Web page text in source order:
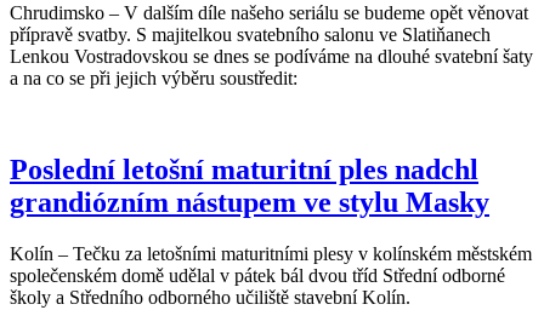
Chrudimsko – V dalším díle našeho seriálu se budeme opět věnovat
přípravě svatby. S majitelkou svatebního salonu ve Slatiňanech
Lenkou Vostradovskou se dnes se podíváme na dlouhé svatební šaty
a na co se při jejich výběru soustředit:
Poslední letošní maturitní ples nadchl
grandiózním nástupem ve stylu Masky
Kolín – Tečku za letošními maturitními plesy v kolínském městském
společenském domě udělal v pátek bál dvou tříd Střední odborné
školy a Středního odborného učiliště stavební Kolín.